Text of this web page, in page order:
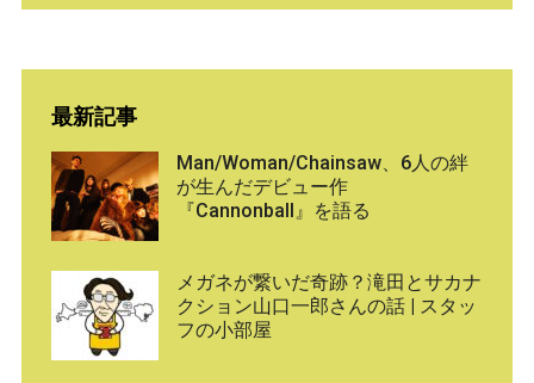
最新記事
Man/Woman/Chainsaw、6人の絆
が生んだデビュー作
『Cannonball』を語る
メガネが繋いだ奇跡？滝田とサカナ
クション山口一郎さんの話 | スタッ
フの小部屋